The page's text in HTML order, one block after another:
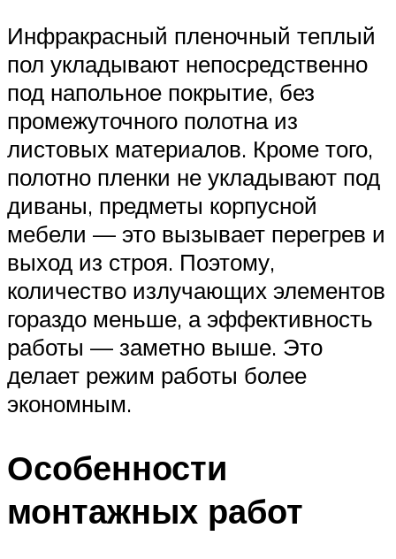
Инфракрасный пленочный теплый
пол укладывают непосредственно
под напольное покрытие, без
промежуточного полотна из
листовых материалов. Кроме того,
полотно пленки не укладывают под
диваны, предметы корпусной
мебели — это вызывает перегрев и
выход из строя. Поэтому,
количество излучающих элементов
гораздо меньше, а эффективность
работы — заметно выше. Это
делает режим работы более
экономным.
Особенности
монтажных работ